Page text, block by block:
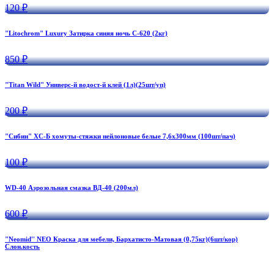
120 ₽
"Litochrom" Luxury Затирка синяя ночь С-620 (2кг)
850 ₽
"Titan Wild" Универс-й водост-й клей (1л)(25шт/уп)
200 ₽
"Сибин" ХС-Б хомуты-стяжки нейлоновые белые 7,6х300мм (100шт/пач)
100 ₽
WD-40 Аэрозольная смазка ВД-40 (200мл)
600 ₽
"Neomid'' NEO Краска для мебели, Бархатисто-Матовая (0,75кг)(6шт/кор)
Слон.кость